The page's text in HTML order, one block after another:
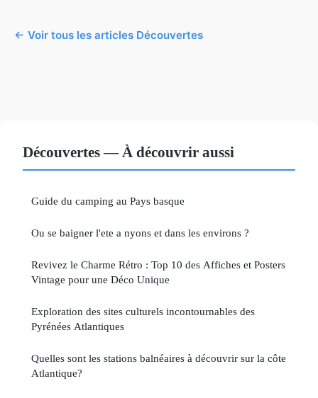
← Voir tous les articles Découvertes
Découvertes — À découvrir aussi
Guide du camping au Pays basque
Ou se baigner l'ete a nyons et dans les environs ?
Revivez le Charme Rétro : Top 10 des Affiches et Posters
Vintage pour une Déco Unique
Exploration des sites culturels incontournables des
Pyrénées Atlantiques
Quelles sont les stations balnéaires à découvrir sur la côte
Atlantique?